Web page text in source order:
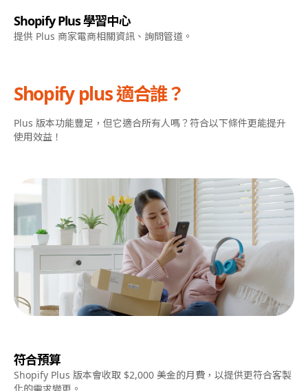
Shopify Plus 學習中心
提供 Plus 商家電商相關資訊、詢問管道。
Shopify plus 適合誰？
Plus 版本功能豐足，但它適合所有人嗎？符合以下條件更能提升
使用效益！
符合預算
Shopify Plus 版本會收取 $2,000 美金的月費，以提供更符合客製